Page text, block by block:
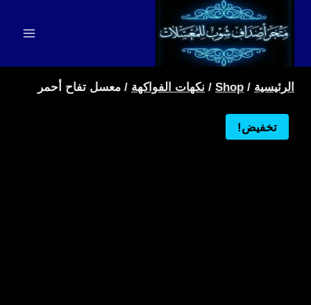
المحتوى
الرئيسية /
Shop
/ نكهات الفواكهة / معسل تفاح أحمر
تخفيض!